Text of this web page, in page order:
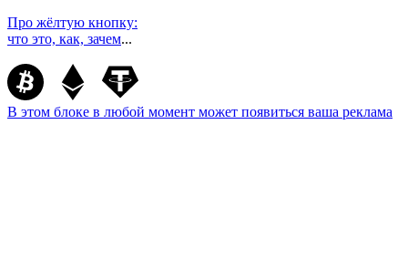
Про жёлтую кнопку:
что это, как, зачем...
В этом блоке в любой момент может появиться ваша реклама